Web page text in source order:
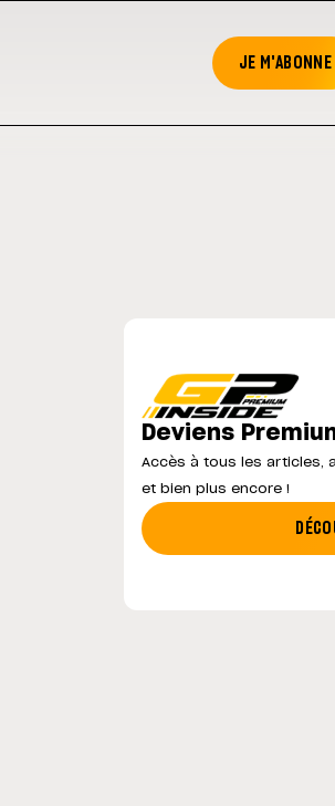
JE M'ABONNE
un retour en
MotoGP : les
Deviens
Accès à tous les articles,
et bien plus encore !